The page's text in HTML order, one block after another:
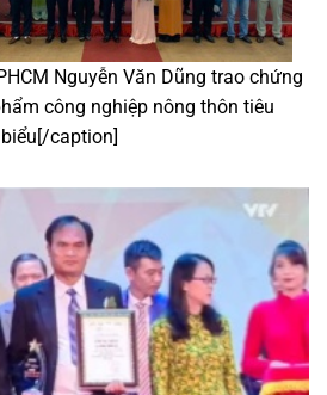
Nguyễn Văn Dũng trao chứng
công nghiệp nông thôn tiêu
biểu[/caption]